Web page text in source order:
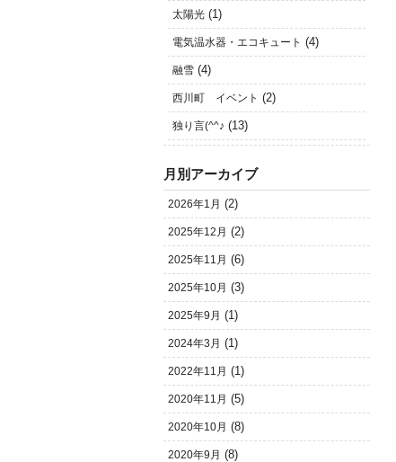
太陽光 (1)
電気温水器・エコキュート (4)
融雪 (4)
西川町 イベント (2)
独り言(^^♪ (13)
月別アーカイブ
2026年1月 (2)
2025年12月 (2)
2025年11月 (6)
2025年10月 (3)
2025年9月 (1)
2024年3月 (1)
2022年11月 (1)
2020年11月 (5)
2020年10月 (8)
2020年9月 (8)